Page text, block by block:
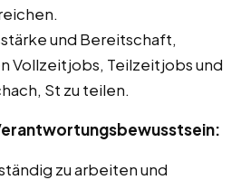
und Bereitschaft,
Vollzeitjobs, Teilzeitjobs und
St zu teilen.
zu arbeiten und